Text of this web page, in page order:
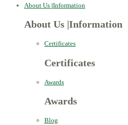
About Us |Information
About Us Information
Certificates
Certificates
Awards
Awards
Blog